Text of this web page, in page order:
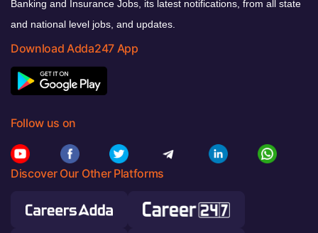
Banking and Insurance Jobs, its latest notifications, from all state
and national level jobs, and updates.
Download Adda247 App
Follow us on
Discover Our Other Platforms